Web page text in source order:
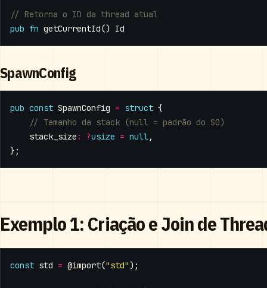
pub fn getCurrentId() Id
SpawnConfig
pub const SpawnConfig = struct {
stack_size : ?usize = null,
};
Exemplo 1: Criação e Join de
const std = @import("std");